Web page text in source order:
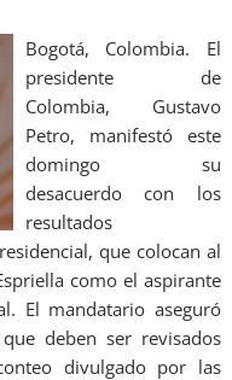
Bogotá, Colombia. El
presidente de
Colombia, Gustavo
Petro, manifestó este
domingo su
desacuerdo con los
resultados
que colocan al
como el aspirante
El mandatario aseguró
deben ser revisados
divulgado por las